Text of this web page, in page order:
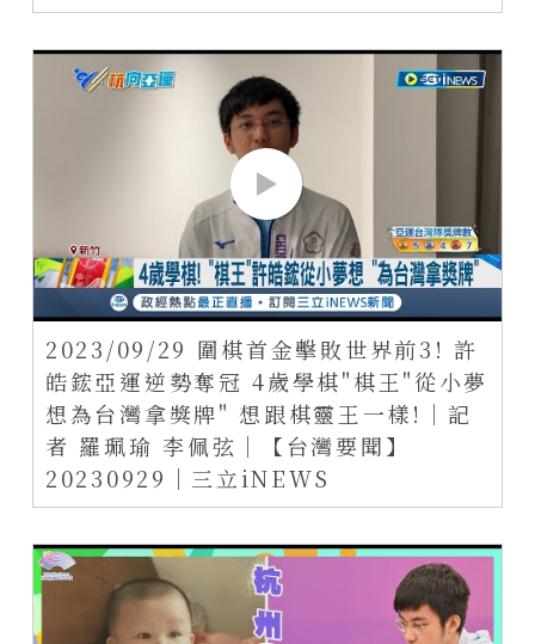
2023/09/29 圍棋首金擊敗世界前3! 許
皓鋐亞運逆勢奪冠 4歲學棋"棋王"從小夢
想為台灣拿獎牌" 想跟棋靈王一樣!│記
者 羅珮瑜 李佩弦│【台灣要聞】
20230929│三立iNEWS